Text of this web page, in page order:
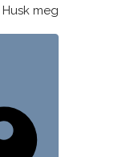
Husk meg